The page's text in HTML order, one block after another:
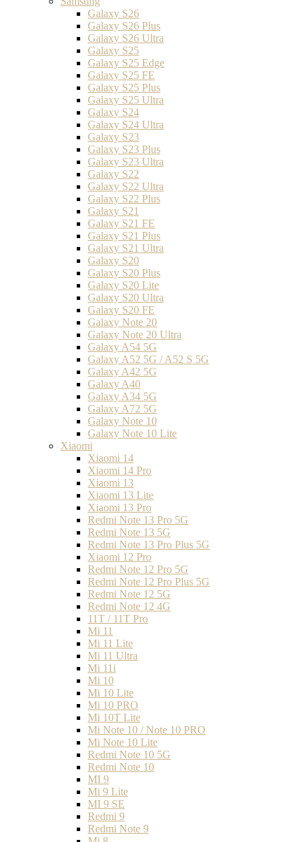
Galaxy S26
Galaxy S26 Plus
Galaxy S26 Ultra
Galaxy S25
Galaxy S25 Edge
Galaxy S25 FE
Galaxy S25 Plus
Galaxy S25 Ultra
Galaxy S24
Galaxy S24 Ultra
Galaxy S23
Galaxy S23 Plus
Galaxy S23 Ultra
Galaxy S22
Galaxy S22 Ultra
Galaxy S22 Plus
Galaxy S21
Galaxy S21 FE
Galaxy S21 Plus
Galaxy S21 Ultra
Galaxy S20
Galaxy S20 Plus
Galaxy S20 Lite
Galaxy S20 Ultra
Galaxy S20 FE
Galaxy Note 20
Galaxy Note 20 Ultra
Galaxy A54 5G
Galaxy A52 5G / A52 S 5G
Galaxy A42 5G
Galaxy A40
Galaxy A34 5G
Galaxy A72 5G
Galaxy Note 10
Galaxy Note 10 Lite
Xiaomi
Xiaomi 14
Xiaomi 14 Pro
Xiaomi 13
Xiaomi 13 Lite
Xiaomi 13 Pro
Redmi Note 13 Pro 5G
Redmi Note 13 5G
Redmi Note 13 Pro Plus 5G
Xiaomi 12 Pro
Redmi Note 12 Pro 5G
Redmi Note 12 Pro Plus 5G
Redmi Note 12 5G
Redmi Note 12 4G
11T / 11T Pro
Mi 11
Mi 11 Lite
Mi 11 Ultra
Mi 11i
Mi 10
Mi 10 Lite
Mi 10 PRO
Mi 10T Lite
Mi Note 10 / Note 10 PRO
Mi Note 10 Lite
Redmi Note 10 5G
Redmi Note 10
MI 9
Mi 9 Lite
MI 9 SE
Redmi 9
Redmi Note 9